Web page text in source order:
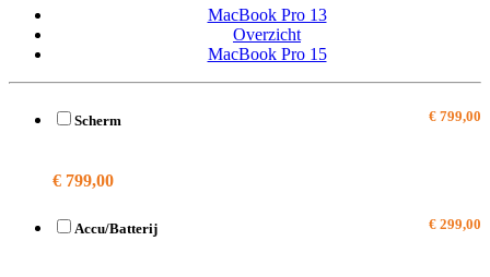
MacBook Pro 13
Overzicht
MacBook Pro 15
Scherm € 799,00
€ 799,00
Accu/Batterij € 299,00